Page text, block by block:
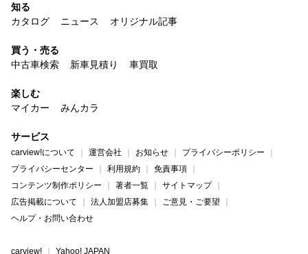
知る
カタログ
ニュース オリジナル記事
買う・売る
中古車検索
新車見積り 車買取
楽しむ
マイカー
みんカラ
サービス
carview!について 運営会社 お知らせ
プライバシーポリシー
プライバシーセンター
利用規約
免責事項
コンテンツ制作ポリシー
著者一覧
サイトマップ
広告掲載について
法人加盟店募集
ご意見・ご要望
ヘルプ・お問い合わせ
carview! Yahoo! JAPAN